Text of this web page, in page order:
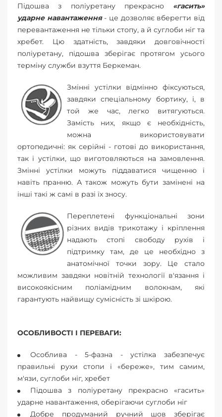
Підошва з поліуретану прекрасно «гасить»
ударне навантаження- це дозволяє вберегти від
перевантаження не тільки стопу, а й суглоби ніг та
хребет. Цю здатність, завдяки довговічності
поліуретану, підошва зберігає протягом усього
терміну служби взуття Беркеман.
Змінні устілки відмінно фіксуються,
завдяки спеціальному бортику, і, в
той же час, легко витягуються.
Замість них, якщо є необхідність,
можна використовувати
ортопедичні: як серійні - готові до використання,
так і устілки, що виготовляються на замовлення.
Змінні устілки можуть піддаватися чищенню і
навіть пранню. А також можуть бути замінені на
інші такі ж самі в разі їх зносу.
Переплетені функціональні зони
різних видів трикотажу і кріплення
надають стопі свободу рухів і
підтримку там, де це необхідно з
анатомічної точки зору. Це стало
можливим завдяки новітній технології в'язання і
високоякісним поліамідним волокнам, які
гарантують найвищу сумісність зі шкірою.
ОСОБЛИВОСТІ І ПЕРЕВАГИ:
Особлива - 5-фазна - устілка забезпечує
правильні рухи стопи і «береже», тим самим,
м'язи, суглоби ніг, хребет
Підошва з поліуретану прекрасно «гасить»
ударне навантаження, оберігаючи суглоби ніг
Добре продуманий ручний шов зберігає